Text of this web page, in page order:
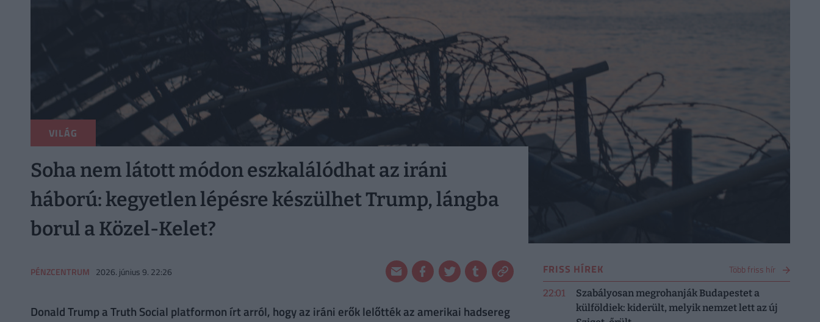
VILÁG
Soha nem látott módon eszkalálódhat az iráni
háború: kegyetlen lépésre készülhet Trump, lángba
borul a Közel-Kelet?
PÉNZCENTRUM 2026. június 9. 22:26
Donald Trump a Truth Social platformon írt arról, hogy az iráni erők lelőtték az amerikai hadsereg
FRISS HÍREK Több friss hír
22:01
Szabályosan megrohanják Budapestet a
külföldiek: kiderült, melyik nemzet lett az új